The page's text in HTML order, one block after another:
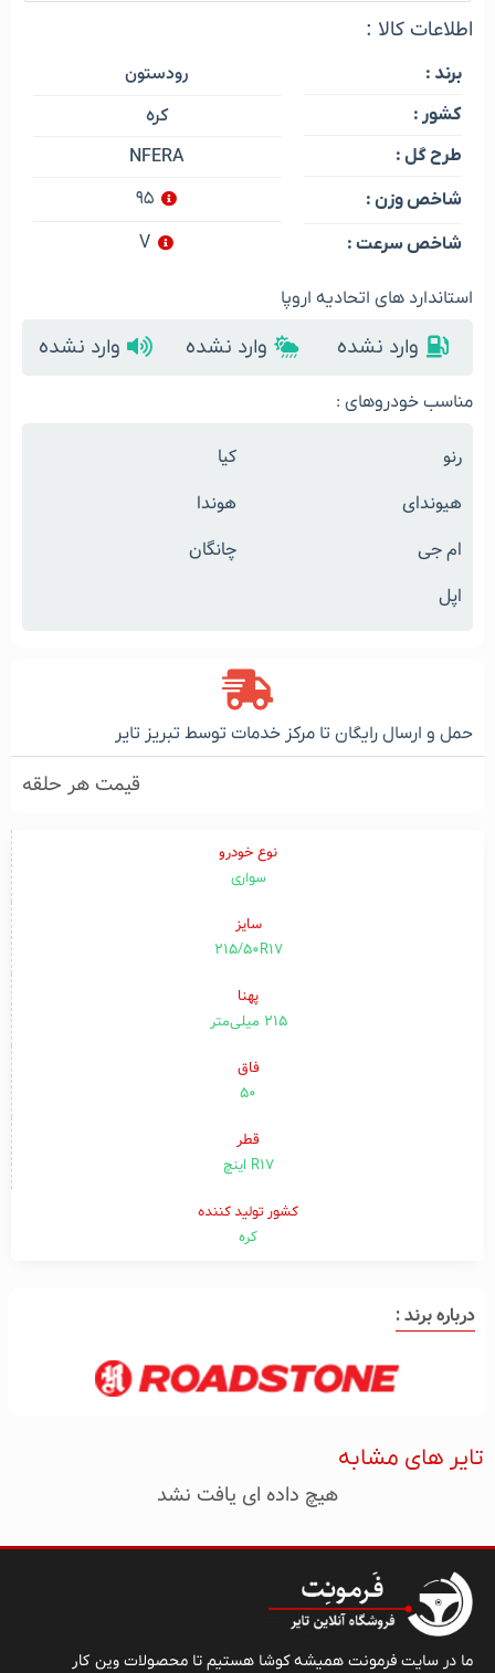
اطلاعات کالا :
برند :
کشور :
طرح گل :
شاخص وزن :
شاخص سرعت :
رودستون
کره
NFERA
۹۵
V
استاندارد های اتحادیه اروپا
وارد نشده وارد نشده وارد نشده
مناسب خودروهای :
رنو
کیا
هیوندای
هوندا
ام جی
چانگان
اپل
حمل و ارسال رایگان تا مرکز خدمات توسط تبریز تایر
قیمت هر حلقه
نوع خودرو
سواری
سایز
215/50R17
پهنا
۲۱۵ میلی‌متر
فاق
۵۰
قطر
R17 اینچ
کشور تولید کننده
کره
درباره برند :
تایر های مشابه
هیچ داده ای یافت نشد
ما در سایت فرمونت همیشه کوشا هستیم تا محصولات وین کار